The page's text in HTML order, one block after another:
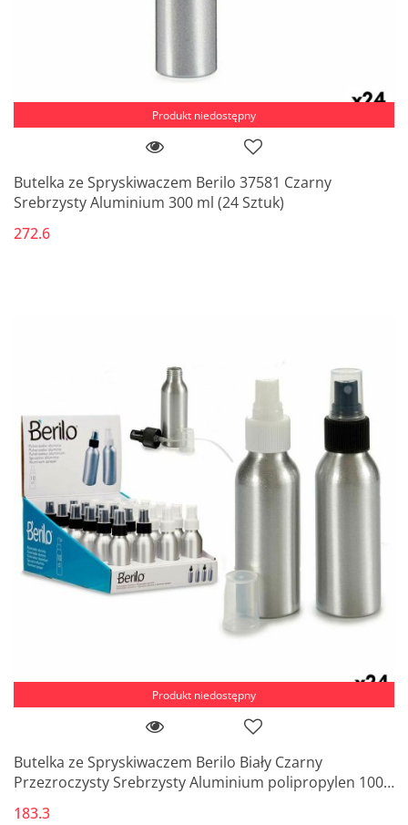
Produkt niedostępny
Butelka ze Spryskiwaczem Berilo 37581 Czarny
Srebrzysty Aluminium 300 ml (24 Sztuk)
272.6
Produkt niedostępny
Butelka ze Spryskiwaczem Berilo Biały Czarny
Przezroczysty Srebrzysty Aluminium polipropylen 100
183.3